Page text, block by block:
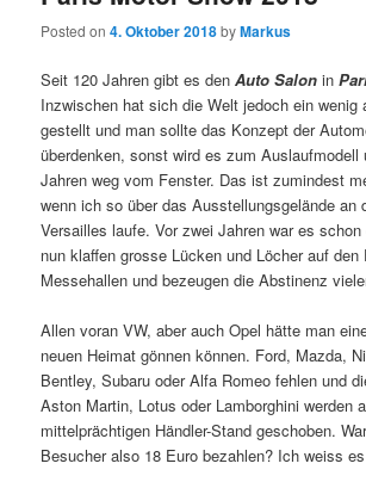
Posted on4. Oktober 2018byMarkus
Seit 120 Jahren gibt es denAuto Salon in
Inzwischen hat sich die Welt jedoch ein wenig
gestellt und man sollte das Konzept der
überdenken, sonst wird es zum Auslaufmodell
Jahren weg vom Fenster. Das ist zumindest
wenn ich so über das Ausstellungsgelände an
Versailles laufe. Vor zwei Jahren war es
nun klaffen grosse Lücken und Löcher auf den
Messehallen und bezeugen die Abstinenz
Allen voran VW, aber auch Opel hätte man
neuen Heimat gönnen können. Ford, Mazda,
Bentley, Subaru oder Alfa Romeo fehlen und
Aston Martin, Lotus oder Lamborghini werden
mittelprächtigen Händler-Stand geschoben.
Besucher also 18 Euro bezahlen? Ich weiss